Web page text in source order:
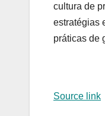
cultura de
estratégias
práticas de
Source link